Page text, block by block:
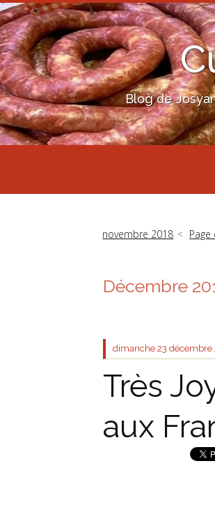
Blog de
novembre 2018 Page
Décembre
dimanche 23 décembre
Très
aux